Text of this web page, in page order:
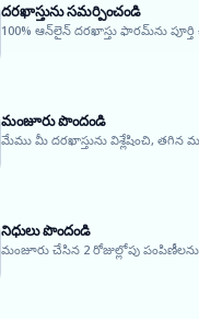
దరఖాస్తును సమర్పించండి
100% ఆన్‌లైన్ దరఖాస్తు ఫారమ్‌ను
మంజూరు పొందండి
మేము మీ దరఖాస్తును విశ్లేషించి, తగిన
నిధులు పొందండి
మంజూరు చేసిన 2 రోజుల్లోపు